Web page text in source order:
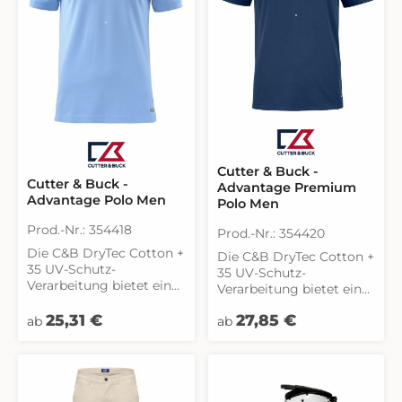
Cutter & Buck -
Advantage Polo Men
Prod.-Nr.: 354418
Die C&B DryTec Cotton +
35 UV-Schutz-
Verarbeitung bietet eine
Hauch von Stretch und
t, was dieses Polo zu
einem begehrten
Regulärer Preis:
ab25,31 €
Cutter & Buck -
Advantage Premium
Polo Men
Prod.-Nr.: 354420
Die C&B DryTec Cotton +
35 UV-Schutz-
Verarbeitung bietet eine
Hauch von Stretch und
einem begehrten
Regulärer Preis:
ab 27,85 €